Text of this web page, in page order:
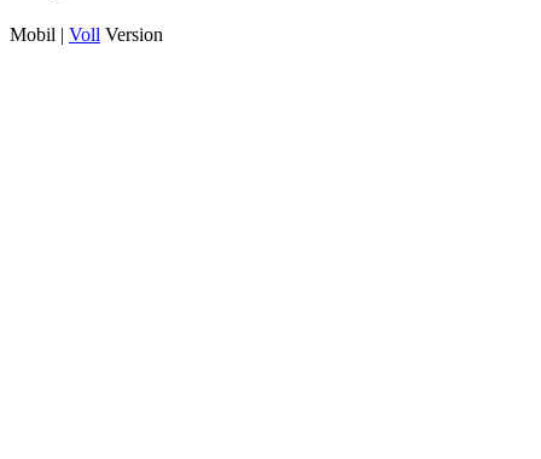
Mobil | Voll Version